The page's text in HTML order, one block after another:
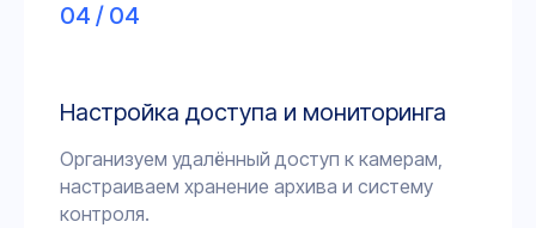
04 / 04
Настройка доступа и мониторинга
Организуем удалённый доступ к камерам,
настраиваем хранение архива и систему
контроля.